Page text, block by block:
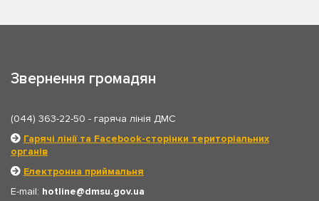
Звернення громадян
(044) 363-22-50 - гаряча лінія ДМС
Гарячі лінії та Facebook-сторінки територіальних
органів
Електронна приймальня
E-mail: hotline
dmsu.gov.ua